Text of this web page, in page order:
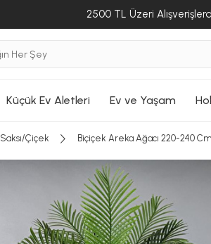
2500 TL Üzeri
Küçük Ev Aletleri Ev ve Yaşam
Saksı/Çiçek Biçiçek Areka Ağacı 220-240